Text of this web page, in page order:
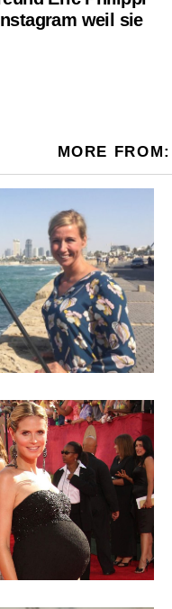
weil sie
MORE FROM: